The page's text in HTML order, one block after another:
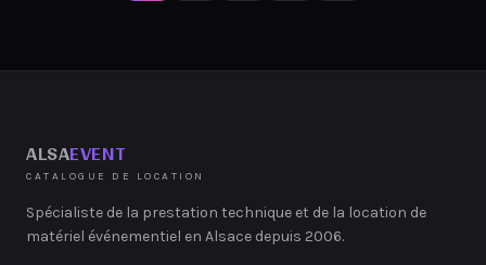
ALSAEVENT
CATALOGUE DE LOCATION
Spécialiste de la prestation technique et de la location de
matériel événementiel en Alsace depuis 2006.